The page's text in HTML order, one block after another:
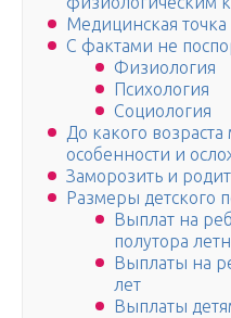
Медицинская
С фактами не
Физиология
Психология
Социология
До какого
особенности и
Заморозить и
Размеры детского
Выплат на
полутора
Выплаты на
лет
Выплаты